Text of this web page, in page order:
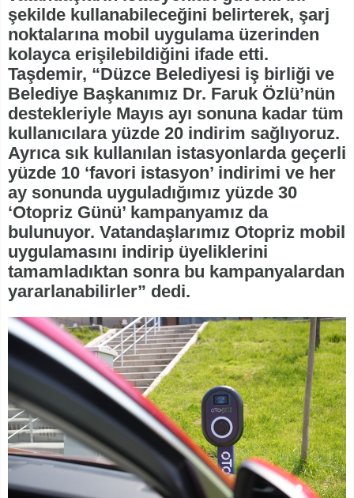
şekilde kullanabileceğini belirterek, şarj
noktalarına mobil uygulama üzerinden
kolayca erişilebildiğini ifade etti.
Taşdemir, “Düzce Belediyesi iş birliği ve
Belediye Başkanımız Dr. Faruk Özlü’nün
destekleriyle Mayıs ayı sonuna kadar tüm
kullanıcılara yüzde 20 indirim sağlıyoruz.
Ayrıca sık kullanılan istasyonlarda geçerli
yüzde 10 ‘favori istasyon’ indirimi ve her
ay sonunda uyguladığımız yüzde 30
‘Otopriz Günü’ kampanyamız da
bulunuyor. Vatandaşlarımız Otopriz mobil
uygulamasını indirip üyeliklerini
tamamladıktan sonra bu kampanyalardan
yararlanabilirler” dedi.